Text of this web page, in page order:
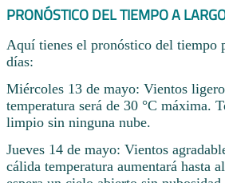
PRONÓSTICO DEL TIEMPO A
Aquí tienes el pronóstico del tiempo
días:
Miércoles 13 de mayo: Vientos
temperatura será de 30 °C máxima.
limpio sin ninguna nube.
Jueves 14 de mayo: Vientos
cálida temperatura aumentará hasta